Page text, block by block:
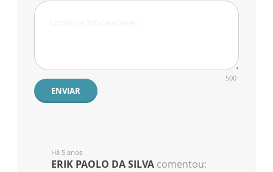
500
ENVIAR
Há 5 anos
ERIK PAOLO DA SILVA comentou: